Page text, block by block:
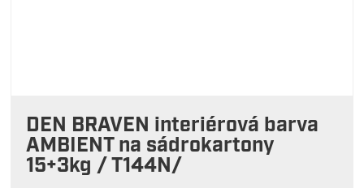
DEN BRAVEN interiérová barva
AMBIENT na sádrokartony
15+3kg / T144N/